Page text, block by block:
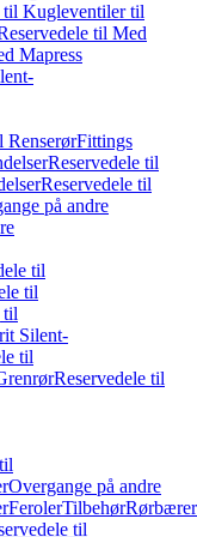
til Kugleventiler til
til Med
Mapress
RenserørFittings
Reservedele til
Reservedele til
på andre
til
til
til
Silent-
til
Reservedele til
Overgange på andre
FerolerTilbehør
til